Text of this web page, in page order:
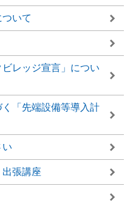
いて
ビレッジ宣言」につい
「先端設備等導入計
い
張講座